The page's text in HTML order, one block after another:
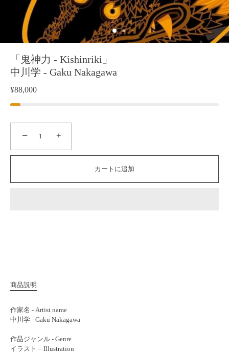
「鬼神力 - Kishinriki」
中川学 - Gaku Nakagawa
¥88,000
− +
カートに追加
商品説明
作家名 - Artist name
中川学 - Gaku Nakagawa
作品ジャンル - Genre
イラスト – Illustration